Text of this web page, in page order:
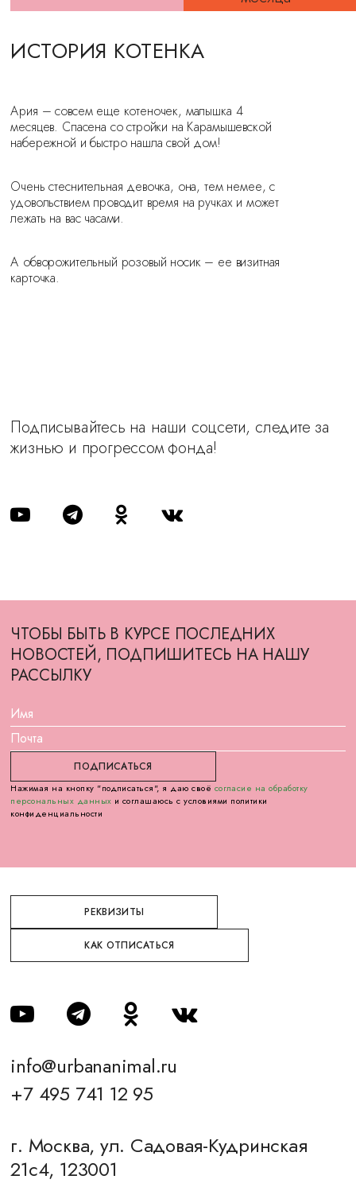
ИСТОРИЯ КОТЕНКА
Ария – совсем еще котеночек, малышка 4
месяцев. Спасена со стройки на Карамышевской
набережной и быстро нашла свой дом!
Очень стеснительная девочка, она, тем немее, с
удовольствием проводит время на ручках и может
лежать на вас часами.
А обворожительный розовый носик – ее визитная
карточка.
Подписывайтесь на наши соцсети, следите за
жизнью и прогрессом фонда!
ЧТОБЫ БЫТЬ В КУРСЕ ПОСЛЕДНИХ
НОВОСТЕЙ, ПОДПИШИТЕСЬ НА НАШУ
РАССЫЛКУ
Нажимая на кнопку "подписаться", я даю своё согласие на обработку
персональных данных и соглашаюсь с условиями политики
конфиденциальности
РЕКВИЗИТЫ
КАК ОТПИСАТЬСЯ
info@urbananimal.ru
+7 495 741 12 95
г. Москва, ул. Садовая-Кудринская
21с4, 123001